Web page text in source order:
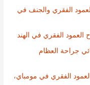
الفقري والجنف في
العمود الفقري في الهند
جراحة العظام
الفقري في مومباي،